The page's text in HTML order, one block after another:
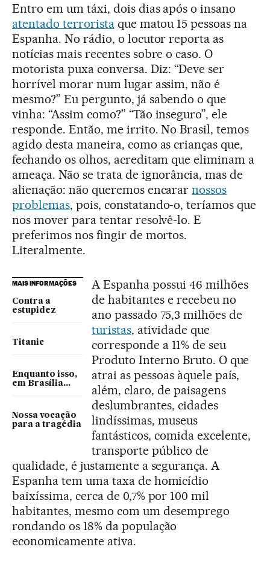
Entro em um táxi, dois dias após o insano
atentado terroristaque matou 15 pessoas na
Espanha. No rádio, o locutor reporta as
notícias mais recentes sobre o caso. O
motorista puxa conversa. Diz: “Deve ser
horrível morar num lugar assim, não é
mesmo?” Eu pergunto, já sabendo o que
vinha: “Assim como?” “Tão inseguro”, ele
responde. Então, me irrito. No Brasil, temos
agido desta maneira, como as crianças que,
fechando os olhos, acreditam que eliminam a
ameaça. Não se trata de ignorância, mas de
alienação: não queremos encararnossos
problemas, pois, constatando-o, teríamos que
nos mover para tentar resolvê-lo. E
preferimos nos fingir de mortos.
Literalmente.
MAIS INFORMAÇÕES
Contra a
estupidez
Titanic
Enquanto isso,
em Brasília...
Nossa vocação
para a tragédia
A Espanha possui 46 milhões
de habitantes e recebeu no
ano passado 75,3 milhões de
turistas, atividade que
corresponde a 11% de seu
Produto Interno Bruto. O que
atrai as pessoas àquele país,
além, claro, de paisagens
deslumbrantes, cidades
lindíssimas, museus
fantásticos, comida excelente,
transporte público de
qualidade, é justamente a segurança. A
Espanha tem uma taxa de homicídio
baixíssima, cerca de 0,7% por 100 mil
habitantes, mesmo com um desemprego
rondando os 18% da população
economicamente ativa.